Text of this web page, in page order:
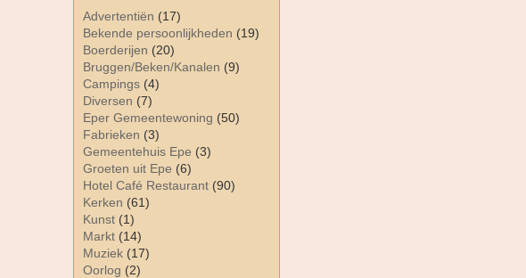
Advertentiën (17)
Bekende persoonlijkheden (19)
Boerderijen (20)
Bruggen/Beken/Kanalen (9)
Campings (4)
Diversen (7)
Eper Gemeentewoning (50)
Fabrieken (3)
Gemeentehuis Epe (3)
Groeten uit Epe (6)
Hotel Café Restaurant (90)
Kerken (61)
Kunst (1)
Markt (14)
Muziek (17)
Oorlog (2)